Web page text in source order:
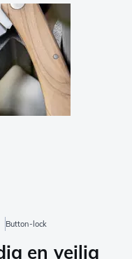
Button-lock
en veilig